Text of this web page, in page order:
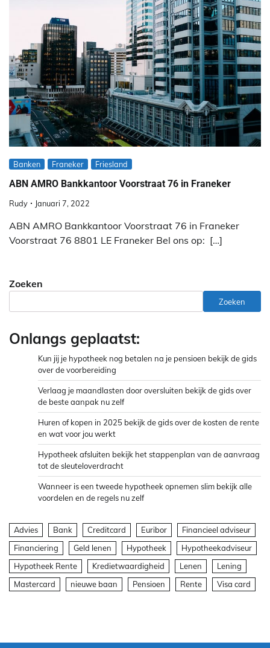
Banken Franeker Friesland
ABN AMRO Bankkantoor Voorstraat 76 in Franeker
Rudy Januari 7, 2022
ABN AMRO Bankkantoor Voorstraat 76 in Franeker
Voorstraat 76 8801 LE Franeker Bel ons op: […]
Zoeken
Zoeken
Onlangs geplaatst:
Kun jij je hypotheek nog betalen na je pensioen bekijk de gids
over de voorbereiding
Verlaag je maandlasten door oversluiten bekijk de gids over
de beste aanpak nu zelf
Huren of kopen in 2025 bekijk de gids over de kosten de rente
en wat voor jou werkt
Hypotheek afsluiten bekijk het stappenplan van de aanvraag
tot de sleuteloverdracht
Wanneer is een tweede hypotheek opnemen slim bekijk alle
voordelen en de regels nu zelf
Advies Bank Creditcard Euribor
Financieel adviseur
Financiering
Geld lenen Hypotheek
Hypotheekadviseur
Hypotheek Rente
Kredietwaardigheid Lenen
Lening
Mastercard
nieuwe baan Pensioen Rente Visa card